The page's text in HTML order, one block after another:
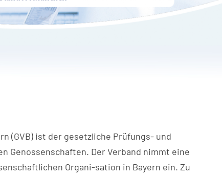
(GVB) ist der gesetzliche Prüfungs- und
Genossenschaften. Der Verband nimmt eine
Organi-sation in Bayern ein. Zu